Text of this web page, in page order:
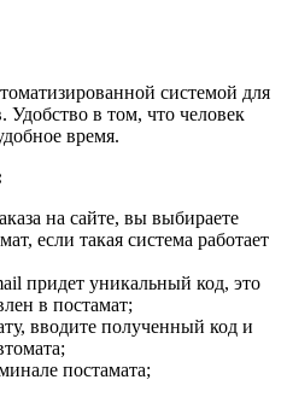
системой для
Удобство в том, что человек
время.
на сайте, вы выбираете
если такая система работает
придет уникальный код, это
в постамат;
вводите полученный код и
постамата;